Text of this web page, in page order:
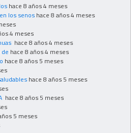
hace 8 años 4 meses
los senos hace 8 años 4 meses
4 meses
hace 8 años 4 meses
hace 8 años 4 meses
hace 8 años 5 meses
hace 8 años 5 meses
hace 8 años 5 meses
5 meses